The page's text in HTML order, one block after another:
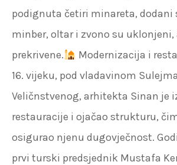
podignuta četiri minareta, dodani
minber, oltar i zvono su uklonjeni,
prekrivene.
Modernizacija i
16. vijeku, pod vladavinom
Veličnstvenog, arhitekta Sinan je
restauracije i ojačao strukturu,
osigurao njenu dugovječnost.
prvi turski predsjednik Mustafa